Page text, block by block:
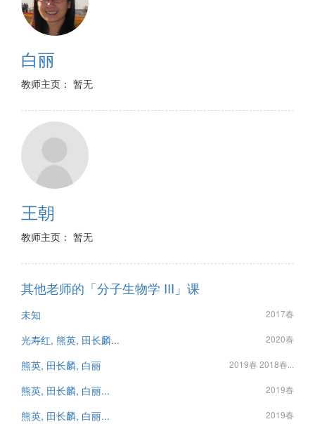
白丽
教师主页： 暂无
王朝
教师主页： 暂无
其他老师的「分子生物学 III」课
未知 2017春
光寿红, 熊英, 田长麟... 2020春
熊英, 田长麟, 白丽 2019春 2018春...
熊英, 田长麟, 白丽... 2019春
熊英, 田长麟, 白丽... 2019春